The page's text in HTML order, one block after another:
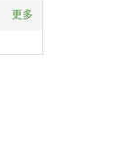
更多